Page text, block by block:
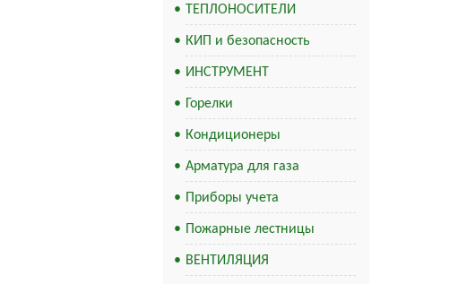
ТЕПЛОНОСИТЕЛИ
КИП и безопасность
ИНСТРУМЕНТ
Горелки
Кондиционеры
Арматура для газа
Приборы учета
Пожарные лестницы
ВЕНТИЛЯЦИЯ